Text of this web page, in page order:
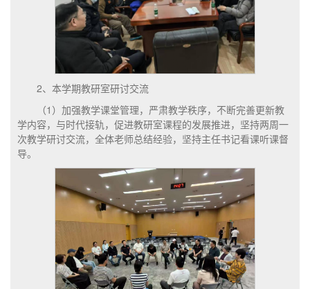
2、本学期教研室研讨交流
（1）加强教学课堂管理，严肃教学秩序，不断完善更新教
学内容，与时代接轨，促进教研室课程的发展推进，坚持两周一
次教学研讨交流，全体老师总结经验，坚持主任书记看课听课督
导。